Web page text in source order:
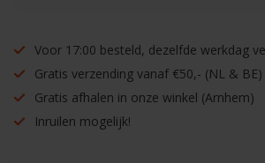
Voor 17:00 besteld, dezelfde werkdag
Gratis verzending vanaf €50,- (NL & BE)
Gratis afhalen in onze winkel (Arnhem)
Inruilen mogelijk!